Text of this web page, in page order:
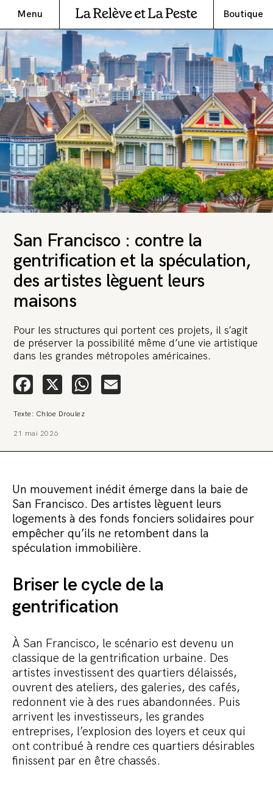
Menu Boutique
San Francisco : contre la
gentrification et la spéculation,
des artistes lèguent leurs
maisons
Pour les structures qui portent ces projets, il s’agit
de préserver la possibilité même d’une vie artistique
dans les grandes métropoles américaines.
Facebook
X WhatsApp
Texte: Chloe Droulez
21 mai 2026
Un mouvement inédit émerge dans la baie de
San Francisco. Des artistes lèguent leurs
logements à des fonds fonciers solidaires pour
empêcher qu’ils ne retombent dans la
spéculation immobilière.
Briser le cycle de la
gentrification
À San Francisco, le scénario est devenu un
classique de la gentrification urbaine. Des
artistes investissent des quartiers délaissés,
ouvrent des ateliers, des galeries, des cafés,
redonnent vie à des rues abandonnées. Puis
arrivent les investisseurs, les grandes
entreprises, l’explosion des loyers et ceux qui
ont contribué à rendre ces quartiers désirables
finissent par en être chassés.
🚨 L’heure est grave. Une
Relève et La Peste 🤯
attaque en justice. Vous savez comment cela s’appelle ?
peut-être, à nous faire disparaître. Pour nous sauver, nous lançons
aujourd’hui une grande campagne de soutien avec un premier
objectif de vendre 2 000 livres en un mois.
Continuer de lire l’article